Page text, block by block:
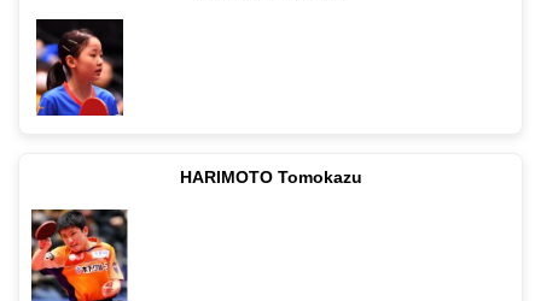
HARIMOTO Tomokazu